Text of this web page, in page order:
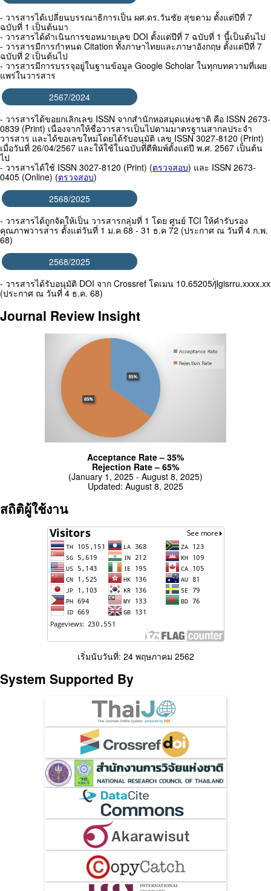
- วารสารได้เปลี่ยนบรรณาธิการเป็น ผศ.ดร.วันชัย สุขตาม ตั้งแต่ปีที่ 7
ฉบับที่ 1 เป็นต้นมา
- วารสารได้ดำเนินการขอหมายเลข DOI ตั้งแต่ปีที่ 7 ฉบับที่ 1 นี้เป็นต้นไป
- วารสารมีการกำหนด Citation ทั้งภาษาไทยและภาษาอังกฤษ ตั้งแต่ปีที่ 7
ฉบับที่ 2 เป็นต้นไป
- วารสารมีการบรรจุอยู่ในฐานข้อมูล Google Scholar ในทุกบทความที่เผย
แพร่ในวารสาร
2567/2024
- วารสารได้ขอยกเลิกเลข ISSN จากสำนักหอสมุดแห่งชาติ คือ ISSN 2673-
0839 (Print) เนื่องจากให้ชื่อวารสารเป็นไปตามมาตรฐานสากลประจำ
วารสาร และได้ขอเลขใหม่โดยได้รับอนุมัติ เลข ISSN 3027-8120 (Print)
เมื่อวันที่ 26/04/2567 และให้ใช้ในฉบับที่ตีพิมพ์ตั้งแต่ปี พ.ศ. 2567 เป็นต้น
ไป
- วารสารได้ใช้ ISSN 3027-8120 (Print) (ตรวจสอบ) และ ISSN 2673-
0405 (Online) (ตรวจสอบ)
2568/2025
- วารสารได้ถูกจัดให้เป็น วารสารกลุ่มที่ 1 โดย ศูนย์ TCI ให้คำรับรอง
คุณภาพวารสาร ตั้งแต่วันที่ 1 ม.ค 68 - 31 ธ.ค 72 (ประกาศ ณ วันที่ 4 ก.พ.
68)
2568/2025
- วารสารได้รับอนุมัติ DOI จาก Crossref โดเมน 10.65205/่jlgisrru.xxxx.xx
(ประกาศ ณ วันที่ 4 ธ.ค. 68)
Journal Review Insight
Acceptance Rate – 35%
Rejection Rate – 65%
(January 1, 2025 - August 8, 2025)
Updated: August 8, 2025
สถิติผู้ใช้งาน
เริ่มนับวันที่: 24 พฤษภาคม 2562
System Supported By